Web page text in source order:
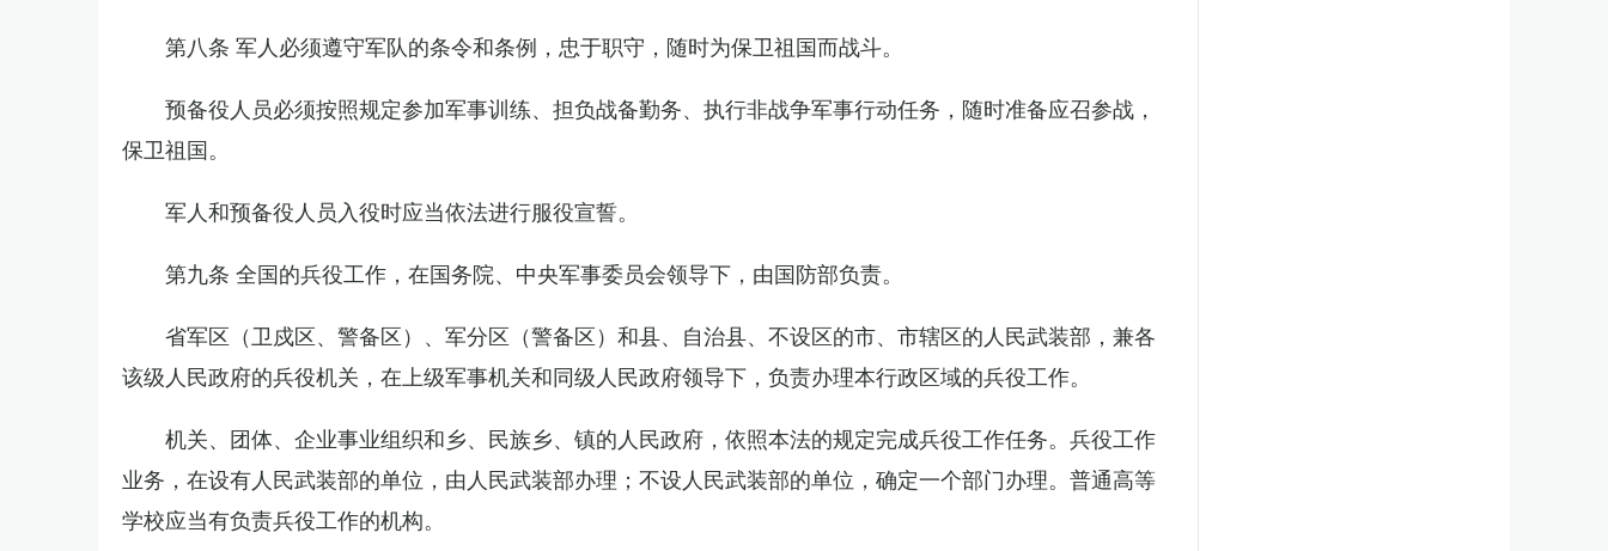
第八条 军人必须遵守军队的条令和条例，忠于职守，随时为保卫祖国而战斗。
预备役人员必须按照规定参加军事训练、担负战备勤务、执行非战争军事行动任务，随时准备应召参战，
保卫祖国。
军人和预备役人员入役时应当依法进行服役宣誓。
第九条 全国的兵役工作，在国务院、中央军事委员会领导下，由国防部负责。
省军区（卫戍区、警备区）、军分区（警备区）和县、自治县、不设区的市、市辖区的人民武装部，兼各
该级人民政府的兵役机关，在上级军事机关和同级人民政府领导下，负责办理本行政区域的兵役工作。
机关、团体、企业事业组织和乡、民族乡、镇的人民政府，依照本法的规定完成兵役工作任务。兵役工作
业务，在设有人民武装部的单位，由人民武装部办理；不设人民武装部的单位，确定一个部门办理。普通高等
学校应当有负责兵役工作的机构。